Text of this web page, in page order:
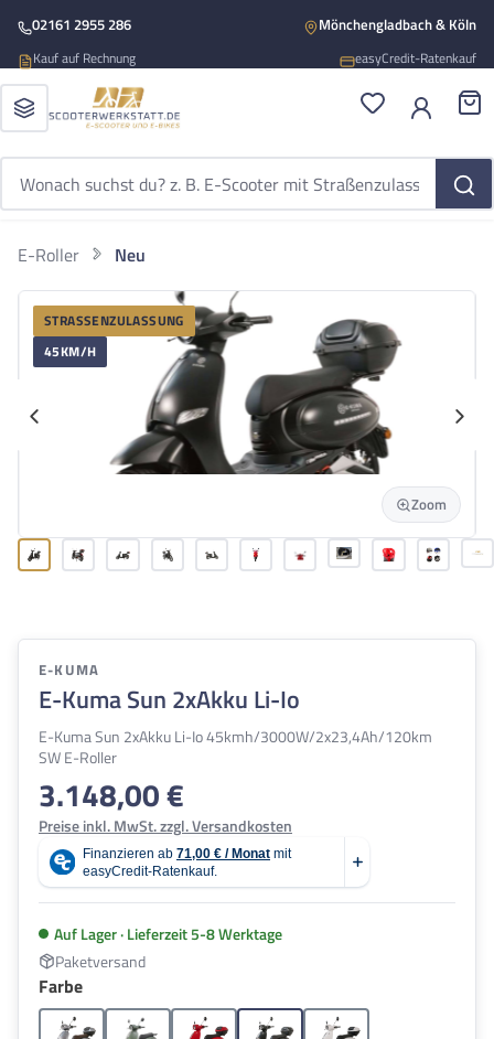
Zum Hauptinhalt springen
Kauf auf Rechnung easyCredit-Ratenkauf
Mönchengladbach & Köln
02161 2955 286
Du hast 0
E-Roller Neu
E-Kuma Sun 2xAkku Li-Io
E-Kuma Sun 2xAkku Li-Io 45kmh/3000W/2x23,4Ah/120km SW E-Roller
Bildergalerie überspringen
STRASSENZULASSUNG
45KM/H
Zoom
E-KUMA
E-Kuma Sun 2xAkku Li-Io
E-Kuma Sun 2xAkku Li-Io 45kmh/3000W/2x23,4Ah/120km
SW E-Roller
Regulärer Preis:
3.148,00 €
Preise inkl. MwSt. zzgl. Versandkosten
Auf Lager · Lieferzeit 5-8 Werktage
Paketversand
Farbeauswählen